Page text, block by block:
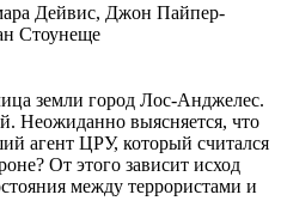
Дейвис, Джон Пайпер-
Стоунеще
земли город Лос-Анджелес.
Неожиданно выясняется, что
агент ЦРУ, который считался
От этого зависит исход
между террористами и